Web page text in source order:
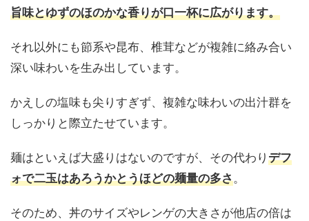
旨味とゆずのほのかな香りが口一杯に広がります。
それ以外にも節系や昆布、椎茸などが複雑に絡み合い
深い味わいを生み出しています。
かえしの塩味も尖りすぎず、複雑な味わいの出汁群を
しっかりと際立たせています。
麺はといえば大盛りはないのですが、その代わりデフ
ォで二玉はあろうかとうほどの麺量の多さ。
そのため、丼のサイズやレンゲの大きさが他店の倍は